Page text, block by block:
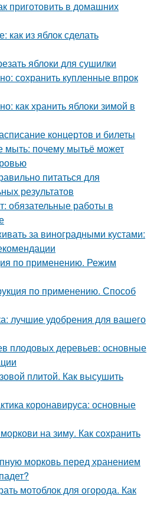
приготовить в домашних
как из яблок сделать
яблоки для сушилки
сохранить купленные впрок
как хранить яблоки зимой в
концертов и билеты
мыть: почему мытьё может
питаться для
результатов
обязательные работы в
за виноградными кустами:
по применению. Режим
по применению. Способ
лучшие удобрения для вашего
плодовых деревьев: основные
плитой. Как высушить
коронавируса: основные
на зиму. Как сохранить
морковь перед хранением
мотоблок для огорода. Как